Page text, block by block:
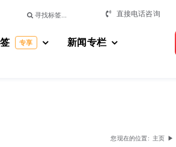
搜
直接电话咨询
专享 新闻专栏
您现在的位置: 主页 ▶